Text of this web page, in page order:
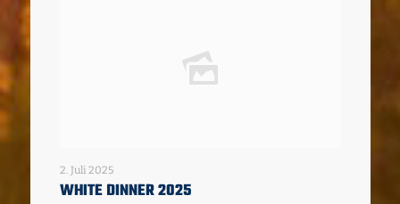
2. Juli 2025
WHITE DINNER 2025